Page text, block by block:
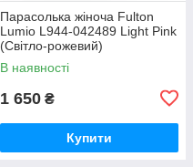
Парасолька жіноча Fulton
Lumio L944-042489 Light Pink
(Світло-рожевий)
В наявності
1 650 ₴
Купити